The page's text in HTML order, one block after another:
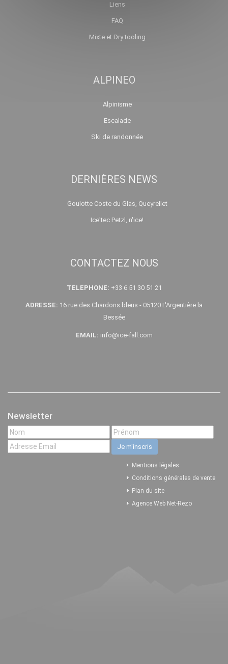
Liens
FAQ
Mixte et Dry tooling
ALPINEO
Alpinisme
Escalade
Ski de randonnée
DERNIÈRES NEWS
Goulotte Coste du Glas, Queyrellet
Ice'tec Petzl, n'ice!
CONTACTEZ NOUS
TELEPHONE: +33 6 51 30 51 21
ADRESSE: 16 rue des Chardons bleus - 05120 L'Argentière la
Bessée
EMAIL: info@ice-fall.com
Newsletter
Mentions légales
Conditions générales de vente
Plan du site
Agence Web Net-Rezo